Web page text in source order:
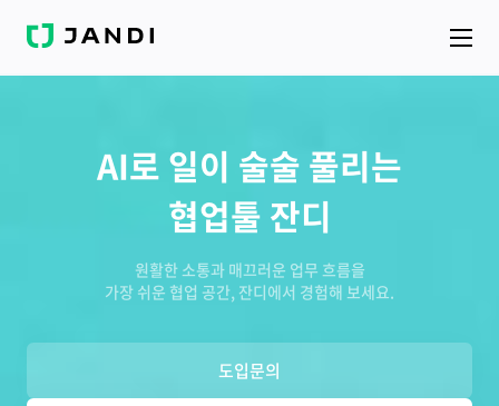
J
N
AI로 일이 술술 풀리는
협업툴 잔디
원활한 소통과 매끄러운 업무 흐름을
가장 쉬운 협업 공간, 잔디에서 경험해 보세요.
도입문의